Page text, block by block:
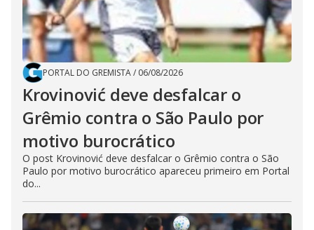
PORTAL DO GREMISTA/ 06/08/2026
Krovinović deve desfalcar o
Grêmio contra o São Paulo por
motivo burocrático
O post Krovinović deve desfalcar o Grêmio contra o São
Paulo por motivo burocrático apareceu primeiro em Portal
do...